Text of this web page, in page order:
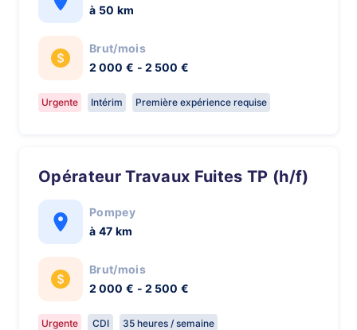
à 50 km
Brut/mois
2 000 € - 2 500 €
Urgente Intérim Première expérience requise
Opérateur Travaux Fuites TP (h/f)
Pompey
à 47 km
Brut/mois
2 000 € - 2 500 €
Urgente CDI
35 heures / semaine